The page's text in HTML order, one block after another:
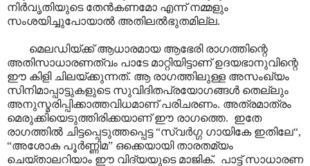
നിർവൃതിയുടെ തേൻകണമോ എന്ന് നമ്മളും
സംശയിച്ചുപോയാൽ അതിലൽഭുതമില്ല.
മെലഡിയ്ക്ക് ആധാരമായ ആഭേരി രാഗത്തിന്റെ
അതിസാധാരണത്വം പാടേ മാറ്റിയിട്ടാണ് ഉദയഭാനുവിന്റെ
ഈ കിളി ചിലയ്ക്കുന്നത്. ആ രാഗത്തിലുള്ള അസംഖ്യം
സിനിമാപ്പാട്ടുകളുടെ സുവിദിതപ്രയോഗങ്ങൾ തെല്ലും
അനുസ്മരിപ്പിക്കാത്തവിധമാണ് പരിചരണം. അത്രമാത്രം
മെരുക്കിയെടുത്തിരിക്കയാണ് ഈ രാഗത്തെ. ഇതേ
രാഗത്തിൽ ചിട്ടപ്പെടുത്തപ്പെട്ട “സ്വർഗ്ഗ ഗായികേ ഇതിലേ“,
“അശോക പൂർണ്ണിമ” ഒക്കെയായി താരതമ്യം
ചെയ്താലറിയാം ഈ വിദ്യയുടെ മാജിക്. പാട്ട് സാധാരണ